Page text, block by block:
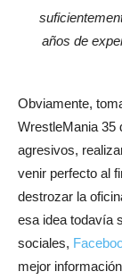
años de
Obviamente,
WrestleMania 35
agresivos,
venir perfecto al
destrozar la
esa idea todavía
sociales,
mejor